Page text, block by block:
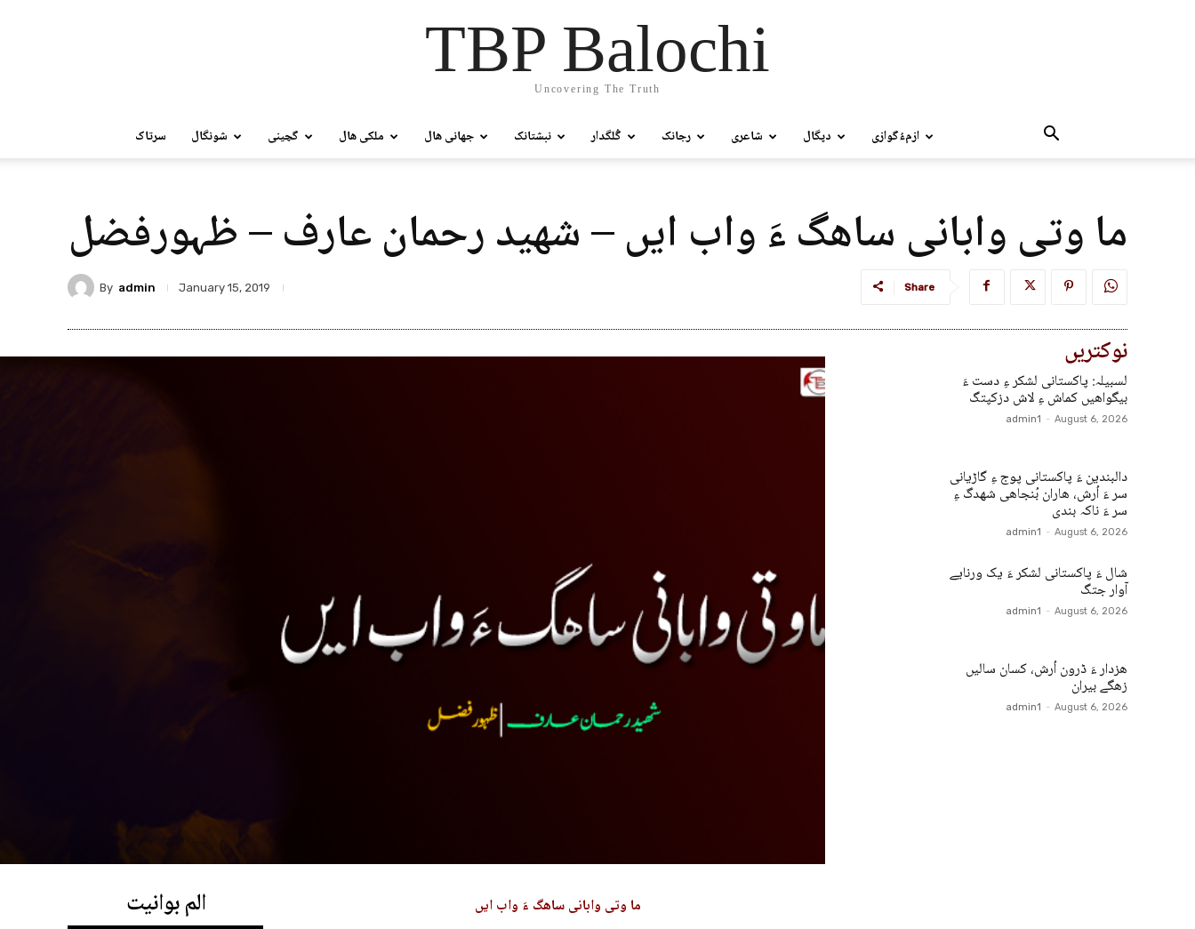
TBP Balochi
Uncovering The Truth
سرتاک شونگال گچینی ملکی ھال جھانی ھال نبشتانک گُلگدار رجانک شاعری دپگال ازمءُگوازی
ما وتی وابانی ساھگ ءَ واب ایں – شھید رحمان عارف – ظہورفضل
By admin January 15, 2019 Share
الم بوانیت
ما وتی وابانی ساھگ ءَ واب ایں
نوکتریں
لسبیلہ: پاکستانی لشکر ءِ دست ءَ
بیگواھیں کماش ءِ لاش دزکپتگ
admin1 - August 6, 2026
دالبندین ءَ پاکستانی پوج ءِ گاڑیانی
سر ءَ اُرش، ھاران بُنجاھی شھدگ ءِ
سر ءَ ناکہ بندی
admin1 - August 6, 2026
شال ءَ پاکستانی لشکر ءَ یک ورنایے
آوار جتگ
admin1 - August 6, 2026
ھزدار ءَ ڈرون اُرش، کسان سالیں
زھگے بیران
admin1 - August 6, 2026